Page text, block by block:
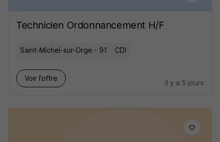
Technicien Ordonnancement H/F
Saint-Michel-sur-Orge - 91 CDI
Voir l’offre
il y a 5 jours